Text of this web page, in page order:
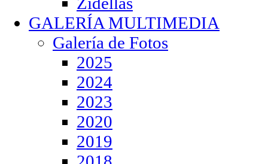
GALERÍA MULTIMEDIA
Galería de Fotos
2025
2024
2023
2020
2019